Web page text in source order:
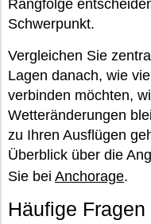
Rangfolge
Schwerpunkt.
Vergleichen Sie
Lagen danach, wie
verbinden möchten,
Wetteränderungen
zu Ihren Ausflügen
Überblick über die
Sie bei Anchorage.
Häufige